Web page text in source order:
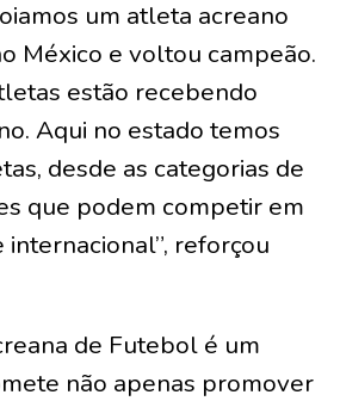
um atleta acreano
México e voltou campeão.
estão recebendo
Aqui no estado temos
desde as categorias de
que podem competir em
reforçou
de Futebol é um
não apenas promover